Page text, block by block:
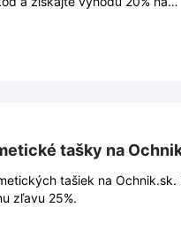
tašky na
tašiek na Ochnik.sk.
zľavu 25%.